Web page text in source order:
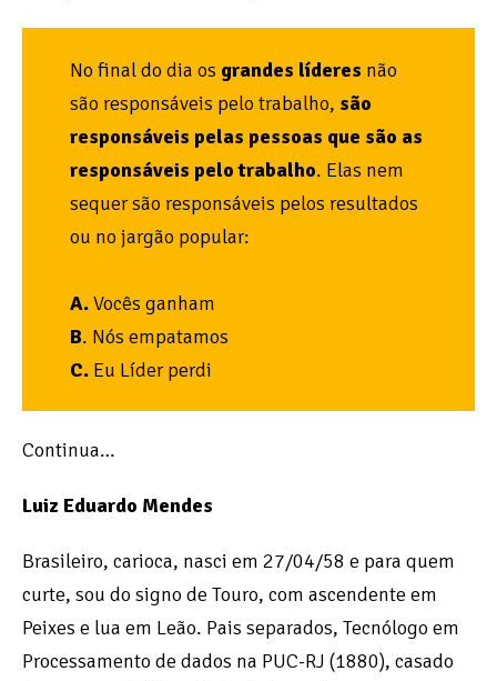
No final do dia os grandes líderes não
são responsáveis pelo trabalho, são
responsáveis pelas pessoas que são as
responsáveis pelo trabalho. Elas nem
sequer são responsáveis pelos resultados
ou no jargão popular:
A.Vocês ganham
B. Nós empatamos
C.Eu Líder perdi
Continua…
Luiz Eduardo Mendes
Brasileiro, carioca, nasci em 27/04/58 e para quem
curte, sou do signo de Touro, com ascendente em
Peixes e lua em Leão. Pais separados, Tecnólogo em
Processamento de dados na PUC-RJ (1880), casado